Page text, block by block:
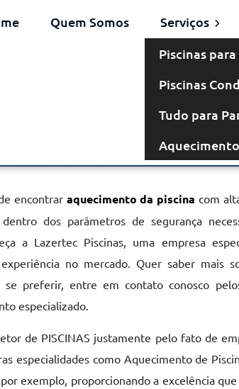
Quem Somos
Serviços
Piscinas
Piscinas
Tudo para
São
encontrar aquecimento da piscina com
dos parâmetros de segurança
a Lazertec Piscinas, uma empresa
no mercado. Quer saber mais
preferir, entre em contato conosco
especializado.
de PISCINAS justamente pelo fato de
especialidades como Aquecimento de
exemplo, proporcionando a excelência